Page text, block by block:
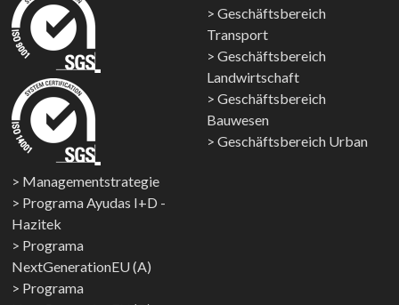
Managementstrategie
Programa Ayudas I+D -
Hazitek
Programa
NextGenerationEU (A)
Programa
Geschäftsbereich
Transport
Geschäftsbereich
Landwirtschaft
Geschäftsbereich
Bauwesen
Geschäftsbereich Urban